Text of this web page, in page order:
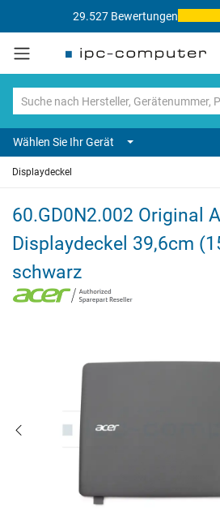
29.527 Bewertungen
Wählen Sie Ihr Gerät
Displaydeckel
60.GD0N2.002 Original
Displaydeckel 39,6cm
schwarz